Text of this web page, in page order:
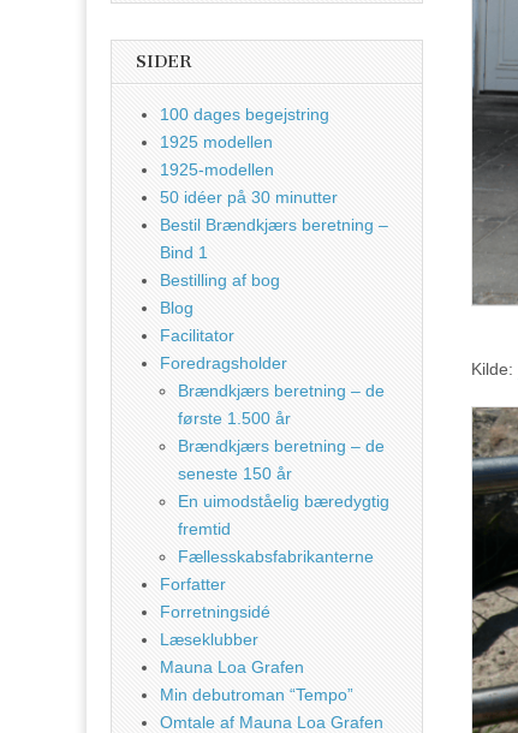
Kilde:
SIDER
100 dages begejstring
1925 modellen
1925-modellen
50 idéer på 30 minutter
Bestil Brændkjærs beretning –
Bind 1
Bestilling af bog
Blog
Facilitator
Foredragsholder
Brændkjærs beretning – de
første 1.500 år
Brændkjærs beretning – de
seneste 150 år
En uimodståelig bæredygtig
fremtid
Fællesskabsfabrikanterne
Forfatter
Forretningsidé
Læseklubber
Mauna Loa Grafen
Min debutroman “Tempo”
Omtale af Mauna Loa Grafen